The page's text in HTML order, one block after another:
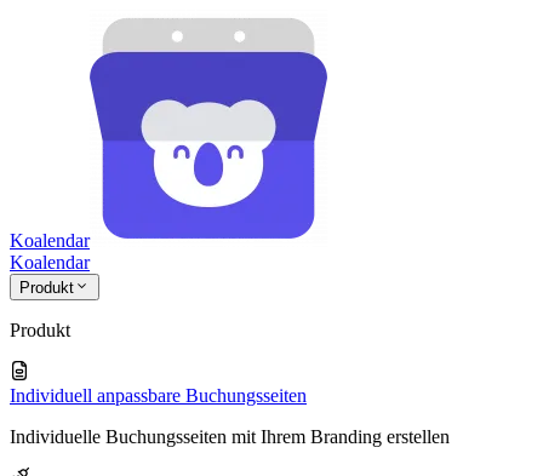
Koalendar
Koalendar
Produkt
Produkt
Individuell anpassbare Buchungsseiten
Individuelle Buchungsseiten mit Ihrem Branding erstellen